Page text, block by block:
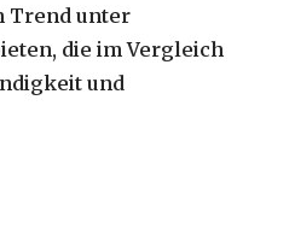
Trend unter
die im Vergleich
und